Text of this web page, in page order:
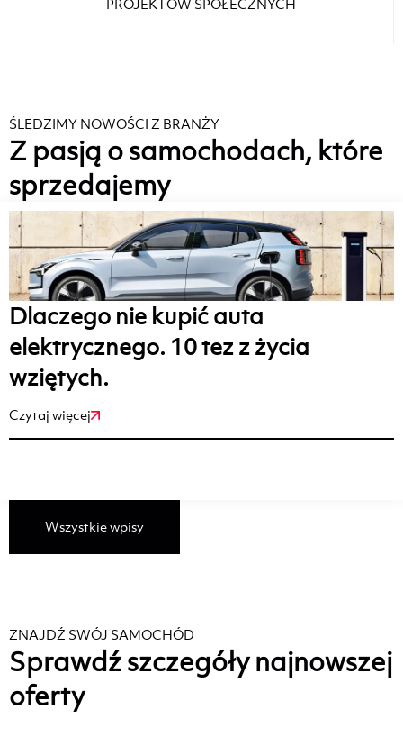
PROJEKTÓW SPOŁECZNYCH
ŚLEDZIMY NOWOŚCI Z BRANŻY
Z pasją o samochodach, które
sprzedajemy
Dlaczego nie kupić auta
elektrycznego. 10 tez z życia
wziętych.
Czytaj więcej
Wszystkie wpisy
ZNAJDŹ SWÓJ SAMOCHÓD
Sprawdź szczegóły najnowszej
oferty